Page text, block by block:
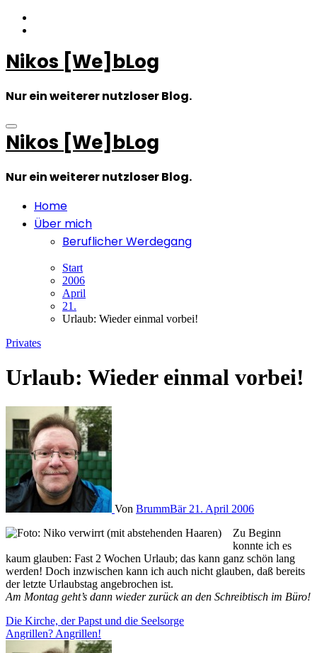
Zum
Inhalt
Nikos [We]bLog
Nur ein weiterer nutzloser Blog.
Nikos [We]bLog
Nur ein weiterer nutzloser Blog.
Home
Über mich
Beruflicher Werdegang
Start
2006
April
21.
Urlaub: Wieder einmal vorbei!
Privates
Urlaub: Wieder einmal vorbei!
Von BrummBär 21. April 2006
Zu Beginn
konnte ich es
kaum glauben: Fast 2 Wochen Urlaub; das kann ganz schön lang
werden! Doch inzwischen kann ich auch nicht glauben, daß bereits
der letzte Urlaubstag angebrochen ist.
Am Montag geht’s dann wieder zurück an den Schreibtisch im Büro!
Beitragsnavigation
Die Kirche, der Papst und die Seelsorge
Angrillen? Angrillen!